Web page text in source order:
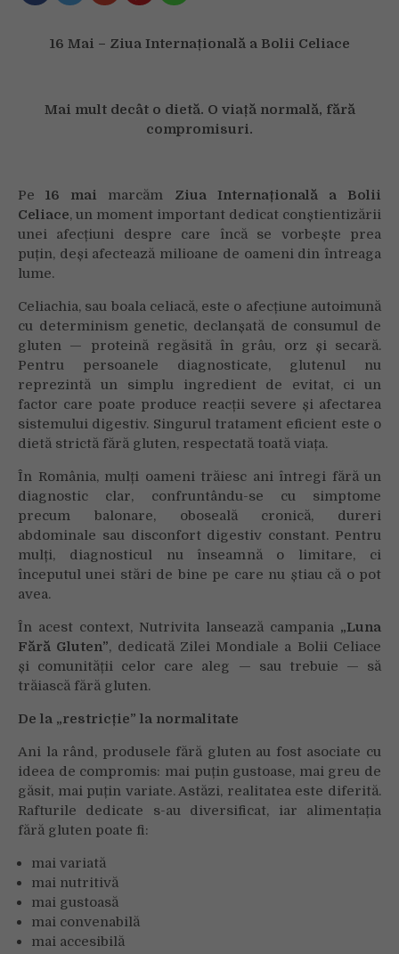
Nutrivita
16 Mai – Ziua Internațională a Bolii Celiace
Mai mult decât o dietă. O viață normală, fără
compromisuri.
Pe16 mai marcăm Ziua Internațională a Bolii
Celiace, un moment important dedicat conștientizării
unei afecțiuni despre care încă se vorbește prea
puțin, deși afectează milioane de oameni din întreaga
lume.
Celiachia, sau boala celiacă, este o afecțiune autoimună
cu determinism genetic, declanșată de consumul de
gluten — proteină regăsită în grâu, orz și secară.
Pentru persoanele diagnosticate, glutenul nu
reprezintă un simplu ingredient de evitat, ci un
factor care poate produce reacții severe și afectarea
sistemului digestiv. Singurul tratament eficient este o
dietă strictă fără gluten, respectată toată viața.
În România, mulți oameni trăiesc ani întregi fără un
diagnostic clar, confruntându-se cu simptome
precum balonare, oboseală cronică, dureri
abdominale sau disconfort digestiv constant. Pentru
mulți, diagnosticul nu înseamnă o limitare, ci
începutul unei stări de bine pe care nu știau că o pot
avea.
În acest context, Nutrivita lansează campania „Luna
Fără Gluten”, dedicată Zilei Mondiale a Bolii Celiace
și comunității celor care aleg — sau trebuie — să
trăiască fără gluten.
De la „restricție” la normalitate
Ani la rând, produsele fără gluten au fost asociate cu
ideea de compromis: mai puțin gustoase, mai greu de
găsit, mai puțin variate. Astăzi, realitatea este diferită.
Rafturile dedicate s-au diversificat, iar alimentația
fără gluten poate fi:
mai variată
mai nutritivă
mai gustoasă
mai convenabilă
mai accesibilă